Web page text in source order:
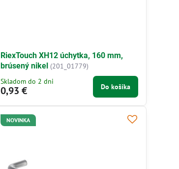
RiexTouch XH12 úchytka, 160 mm,
brúsený nikel (201_01779)
Skladom do 2 dni
0,93 € Do košíka
NOVINKA